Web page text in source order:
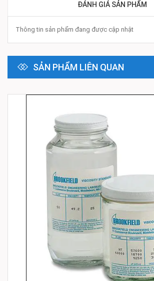
ĐÁNH GIÁ SẢN PHẨM
Thông tin sản phẩm đang được cập nhật
SẢN PHẨM LIÊN QUAN